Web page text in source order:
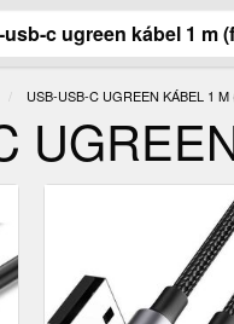
JELENLEGI:
USB-USB-C UGREEN KÁBEL 1 M